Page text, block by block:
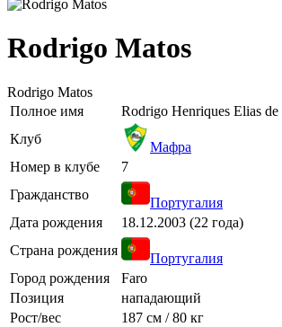
Rodrigo Matos
Rodrigo Matos
Полное имя
Rodrigo Henriques Elias de
Клуб
Мафра
Номер в клубе
7
Гражданство
Португалия
Дата рождения
18.12.2003 (22 года)
Страна рождения
Португалия
Город рождения
Faro
Позиция
нападающий
Рост/вес
187 см / 80 кг